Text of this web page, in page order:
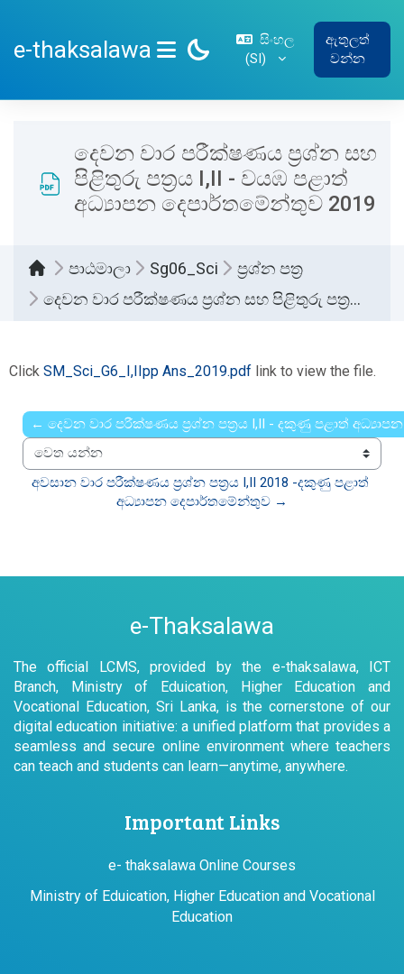
e-thaksalawa
SIDE PANEL
සිංහල
‎(SI)‎
ඇතුලත්
වන්න
දෙවන වාර පරීක්ෂණය ප්‍රශ්න සහ
පිළිතුරු පත්‍රය I,II - වයඹ පළාත්
අධ්‍යාපන දෙපාර්තමේන්තුව 2019
පාඨමාලා Sg06_Sci
ප්‍රශ්න පත්‍ර
දෙවන වාර පරීක්ෂණය ප්‍රශ්න සහ පිළිතුරු පත්‍රය I,II - වයඹ පළාත් අධ්‍යාපන දෙපාර්තමේන්තුව 2019
Click SM_Sci_G6_I,IIpp Ans_2019.pdf link to view the file.
← දෙවන වාර පරීක්ෂණය ප්‍රශ්න පත්‍රය I,II - දකුණු පළාත්
වෙත යන්න
අවසාන වාර පරීක්ෂණය ප්‍රශ්න පත්‍රය I,II 2018 -දකුණු පළාත්
අධ්‍යාපන දෙපාර්තමේන්තුව →
e-Thaksalawa
The official LCMS, provided by the e-thaksalawa, ICT
Branch, Ministry of Eduication, Higher Education and
Vocational Education, Sri Lanka, is the cornerstone of our
digital education initiative: a unified platform that provides a
seamless and secure online environment where teachers
can teach and students can learn—anytime, anywhere.
Important Links
e- thaksalawa Online Courses
Ministry of Eduication, Higher Education and Vocational
Education